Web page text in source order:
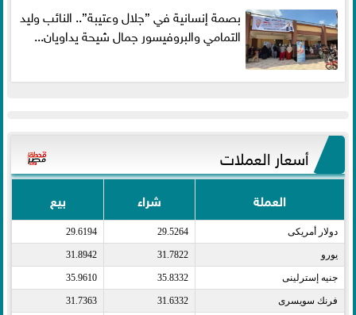
بصمة إنسانية في ”جلال وعتيبة”.. النائب وليد
التمامي والبروفيسور جمال شيحة يداويان...
أسعار العملات
العملة شراء بيع
دولار أمريكى​ 29.5264
29.6194
يورو​ 31.7822
31.8942
جنيه إسترلينى​ 35.8332
35.9610
فرنك سويسرى​ 31.6332
31.7363